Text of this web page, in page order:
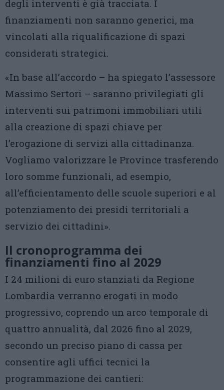
degli interventi è già tracciata. I
finanziamenti non saranno generici, ma
vincolati alla riqualificazione di spazi
considerati strategici.
«In base all’accordo – ha spiegato l’assessore
Massimo Sertori – saranno privilegiati gli
interventi sui patrimoni immobiliari utili
alla creazione di spazi chiave per
l’erogazione di servizi alla cittadinanza.
Vogliamo valorizzare le Province trasferendo
loro somme funzionali, ad esempio,
all’efficientamento delle scuole superiori e al
potenziamento dei presidi territoriali a
servizio dei cittadini».
Il cronoprogramma dei
finanziamenti fino al 2029
I 24 milioni di euro stanziati da Regione
Lombardia verranno erogati in modo
progressivo, coprendo un arco temporale di
quattro annualità, dal 2026 fino al 2029,
secondo un preciso piano di cassa per
consentire agli uffici tecnici la
programmazione dei cantieri: